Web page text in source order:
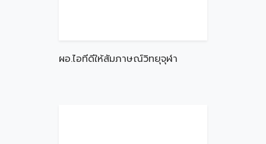
ผอ.ไอทีดีให้สัมภาษณ์วิทยุจุฬา